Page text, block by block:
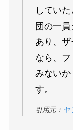
してい
団の一
あり、
なら、
みないか
す。
引用元： ヤ